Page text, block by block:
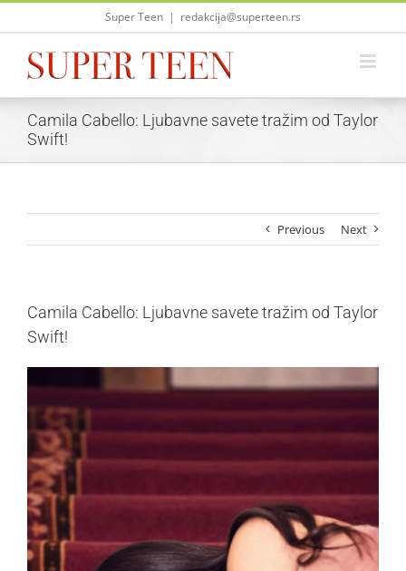
Skip
Super Teen | redakcija@superteen.rs
Camila Cabello: Ljubavne savete tražim od Taylor
Swift!
Previous Next
Camila Cabello: Ljubavne savete tražim od Taylor
Swift!